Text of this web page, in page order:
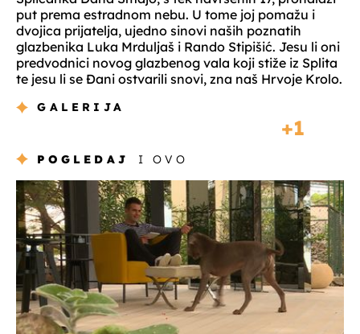
put prema estradnom nebu. U tome joj pomažu i
dvojica prijatelja, ujedno sinovi naših poznatih
glazbenika Luka Mrduljaš i Rando Stipišić. Jesu li oni
predvodnici novog glazbenog vala koji stiže iz Splita
te jesu li se Đani ostvarili snovi, zna naš Hrvoje Krolo.
GALERIJA
1
POGLEDAJ I OVO